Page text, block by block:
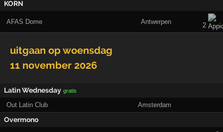
KORN
AFAS Dome Antwerpen 2
uitgaan op woensdag
11 november 2026
Latin Wednesday gratis
Out Latin Club Amsterdam
Overmono